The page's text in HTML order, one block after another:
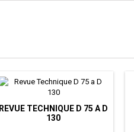
REVUE TECHNIQUE D 75 A D
130